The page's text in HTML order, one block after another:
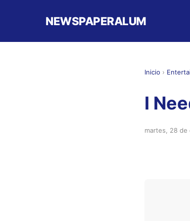
NEWSPAPERALUM
Inicio ›
I
martes, 28